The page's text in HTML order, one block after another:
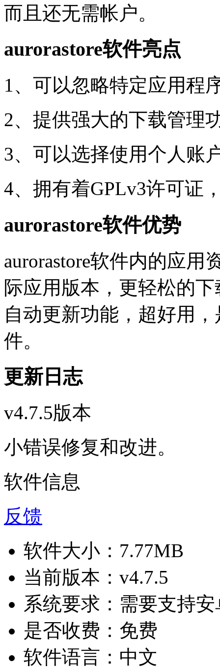
而且还无需帐户。
aurorastore软件亮点
1、可以忽略特定应用程
2、提供强大的下载管理
3、可以选择使用个人账
4、拥有着GPLv3许可证
aurorastore软件优势
aurorastore软件内的应
际应用版本，更轻松的
自动更新功能，超好用
件。
更新日志
v4.7.5版本
小错误修复和改进。
软件信息
反馈
软件大小： 7.77MB
当前版本： v4.7.5
系统要求： 需要支持
是否收费： 免费
软件语言： 中文